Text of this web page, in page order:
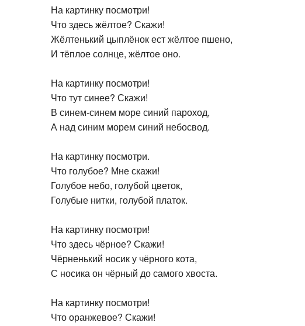
На картинку посмотри!
Что здесь жёлтое? Скажи!
Жёлтенький цыплёнок ест жёлтое пшено,
И тёплое солнце, жёлтое оно.
На картинку посмотри!
Что тут синее? Скажи!
В синем-синем море синий пароход,
А над синим морем синий небосвод.
На картинку посмотри.
Что голубое? Мне скажи!
Голубое небо, голубой цветок,
Голубые нитки, голубой платок.
На картинку посмотри!
Что здесь чёрное? Скажи!
Чёрненький носик у чёрного кота,
С носика он чёрный до самого хвоста.
На картинку посмотри!
Что оранжевое? Скажи!